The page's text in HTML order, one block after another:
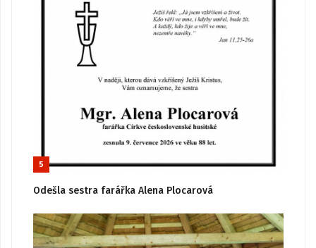
5
Odešla sestra farářka Alena Plocarová